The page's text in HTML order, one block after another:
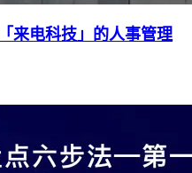
来电科技」的人事管理